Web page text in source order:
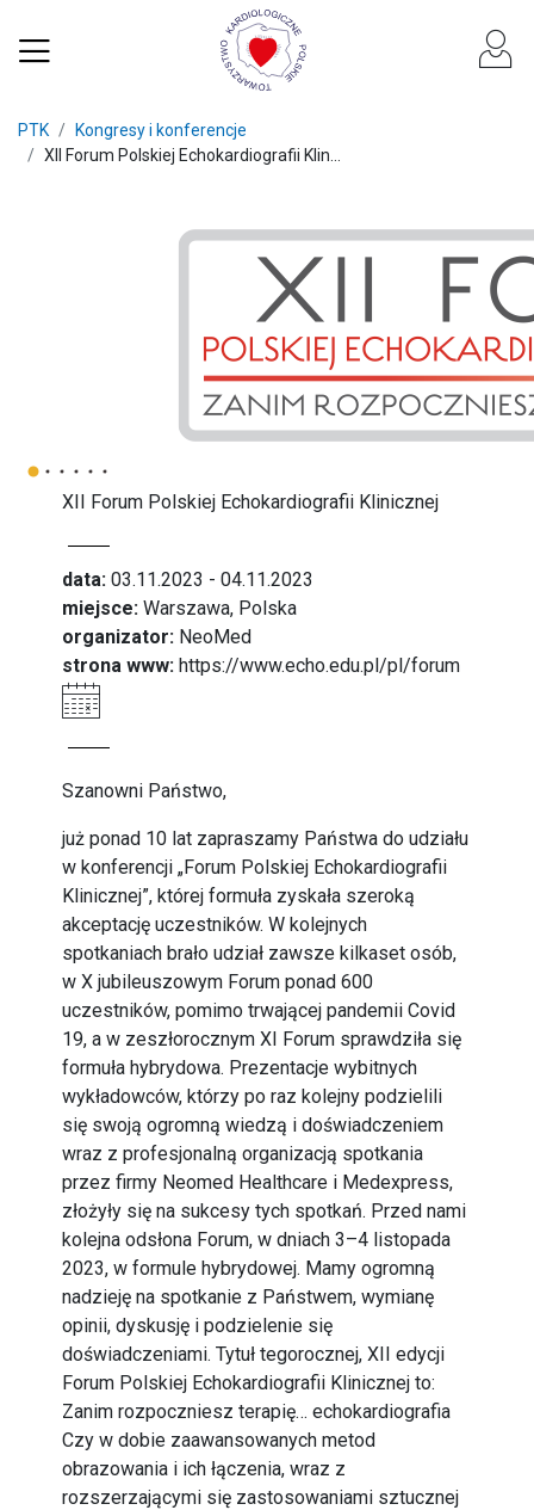
PTK
Kongresy i konferencje
XII Forum Polskiej Echokardiografii Klin...
XII Forum Polskiej Echokardiografii Klinicznej
data: 03.11.2023 - 04.11.2023
miejsce: Warszawa, Polska
organizator: NeoMed
strona www: https://www.echo.edu.pl/pl/forum
Szanowni Państwo,
już ponad 10 lat zapraszamy Państwa do udziału
w konferencji „Forum Polskiej Echokardiografii
Klinicznej”, której formuła zyskała szeroką
akceptację uczestników. W kolejnych
spotkaniach brało udział zawsze kilkaset osób,
w X jubileuszowym Forum ponad 600
uczestników, pomimo trwającej pandemii Covid
19, a w zeszłorocznym XI Forum sprawdziła się
formuła hybrydowa. Prezentacje wybitnych
wykładowców, którzy po raz kolejny podzielili
się swoją ogromną wiedzą i doświadczeniem
wraz z profesjonalną organizacją spotkania
przez firmy Neomed Healthcare i Medexpress,
złożyły się na sukcesy tych spotkań. Przed nami
kolejna odsłona Forum, w dniach 3–4 listopada
2023, w formule hybrydowej. Mamy ogromną
nadzieję na spotkanie z Państwem, wymianę
opinii, dyskusję i podzielenie się
doświadczeniami. Tytuł tegorocznej, XII edycji
Forum Polskiej Echokardiografii Klinicznej to:
Zanim rozpoczniesz terapię… echokardiografia
Czy w dobie zaawansowanych metod
obrazowania i ich łączenia, wraz z
rozszerzającymi się zastosowaniami sztucznej